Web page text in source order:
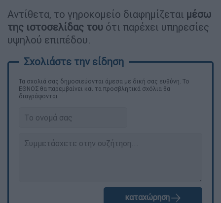
Αντίθετα, το γηροκομείο διαφημίζεται μέσω
της ιστοσελίδας του ότι παρέχει υπηρεσίες
υψηλού επιπέδου.
Τα σχολιά σας δημοσιεύονται άμεσα με δική σας ευθύνη. Το
ΕΘΝΟΣ θα παρεμβαίνει και τα προσβλητικά σχόλια θα
διαγράφονται
καταχώρηση